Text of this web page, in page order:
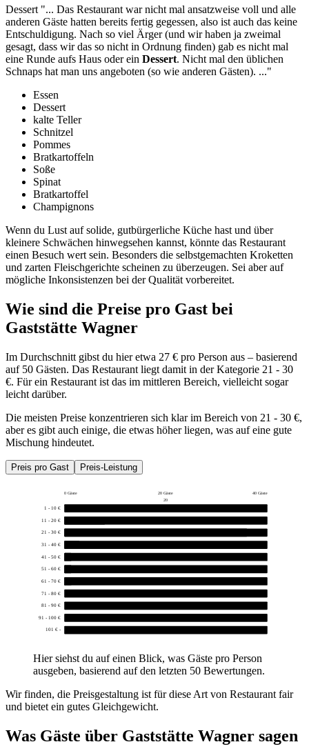
Dessert "... Das Restaurant war nicht mal ansatzweise voll und alle
anderen Gäste hatten bereits fertig gegessen, also ist auch das keine
Entschuldigung. Nach so viel Ärger (und wir haben ja zweimal
gesagt, dass wir das so nicht in Ordnung finden) gab es nicht mal
eine Runde aufs Haus oder ein Dessert. Nicht mal den üblichen
Schnaps hat man uns angeboten (so wie anderen Gästen). ..."
Essen
Dessert
kalte Teller
Schnitzel
Pommes
Bratkartoffeln
Soße
Spinat
Bratkartoffel
Champignons
Wenn du Lust auf solide, gutbürgerliche Küche hast und über
kleinere Schwächen hinwegsehen kannst, könnte das Restaurant
einen Besuch wert sein. Besonders die selbstgemachten Kroketten
und zarten Fleischgerichte scheinen zu überzeugen. Sei aber auf
mögliche Inkonsistenzen bei der Qualität vorbereitet.
Wie sind die Preise pro Gast bei
Gaststätte Wagner
Im Durchschnitt gibst du hier etwa 27 € pro Person aus – basierend
auf 50 Gästen. Das Restaurant liegt damit in der Kategorie 21 - 30
€. Für ein Restaurant ist das im mittleren Bereich, vielleicht sogar
leicht darüber.
Die meisten Preise konzentrieren sich klar im Bereich von 21 - 30 €,
aber es gibt auch einige, die etwas höher liegen, was auf eine gute
Mischung hindeutet.
Preis pro Gast Preis-Leistung
0 Gäste 20 Gäste
40 Gäste
20
1 - 10 €
11 - 20 €
21 - 30 €
31 - 40 €
41 - 50 €
51 - 60 €
61 - 70 €
71 - 80 €
81 - 90 €
91 - 100 €
101 € -
Hier siehst du auf einen Blick, was Gäste pro Person
ausgeben, basierend auf den letzten 50 Bewertungen.
Wir finden, die Preisgestaltung ist für diese Art von Restaurant fair
und bietet ein gutes Gleichgewicht.
Was Gäste über Gaststätte Wagner sagen